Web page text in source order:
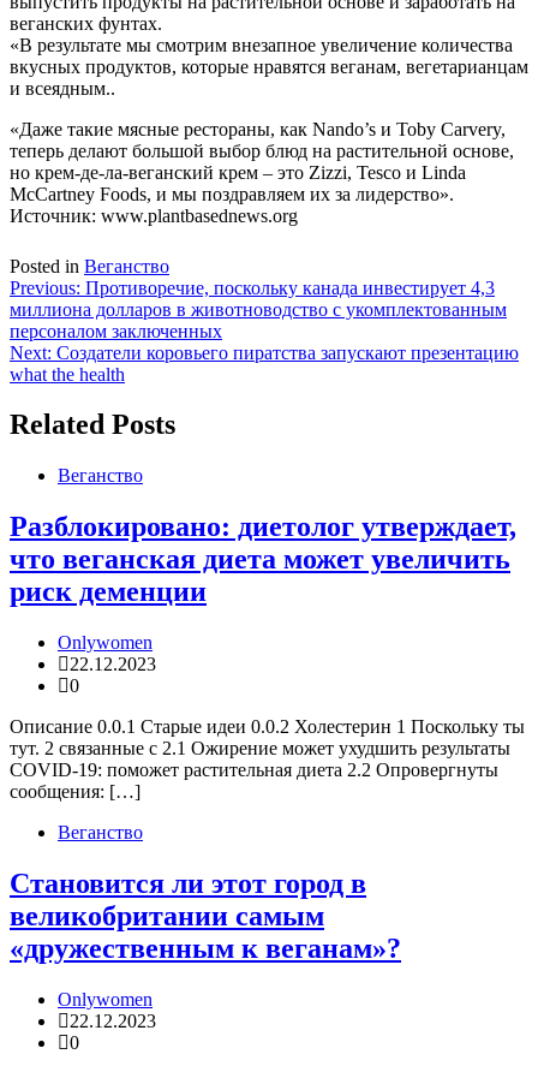
веганских фунтах.
«В результате мы смотрим внезапное увеличение количества
вкусных продуктов, которые нравятся веганам, вегетарианцам
и всеядным..
«Даже такие мясные рестораны, как Nando’s и Toby Carvery,
теперь делают большой выбор блюд на растительной основе,
но крем-де-ла-веганский крем – это Zizzi, Tesco и Linda
McCartney Foods, и мы поздравляем их за лидерство».
Источник: www.plantbasednews.org
Posted in Веганство
Навигация
по
записям
Previous: Противоречие, поскольку канада инвестирует 4,3
миллиона долларов в животноводство с укомплектованным
персоналом заключенных
Next: Создатели коровьего пиратства запускают презентацию
what the health
Related Posts
Веганство
Разблокировано: диетолог утверждает,
что веганская диета может увеличить
риск деменции
Onlywomen
22.12.2023
0
Описание 0.0.1 Старые идеи 0.0.2 Холестерин 1 Поскольку ты
тут. 2 связанные с 2.1 Ожирение может ухудшить результаты
COVID-19: поможет растительная диета 2.2 Опровергнуты
сообщения: […]
Веганство
Становится ли этот город в
великобритании самым
«дружественным к веганам»?
Onlywomen
22.12.2023
0